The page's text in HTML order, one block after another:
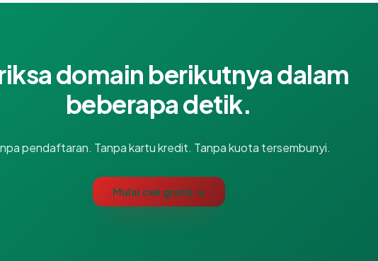
domain berikutnya dalam
beberapa detik.
pendaftaran. Tanpa kartu kredit. Tanpa kuota tersembunyi.
Mulai cek gratis →